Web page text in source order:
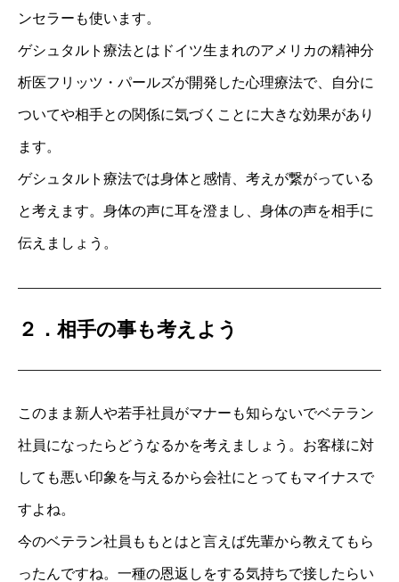
ンセラーも使います。
ゲシュタルト療法とはドイツ生まれのアメリカの精神分
析医フリッツ・パールズが開発した心理療法で、自分に
ついてや相手との関係に気づくことに大きな効果があり
ます。
ゲシュタルト療法では身体と感情、考えが繋がっている
と考えます。身体の声に耳を澄まし、身体の声を相手に
伝えましょう。
２．相手の事も考えよう
このまま新人や若手社員がマナーも知らないでベテラン
社員になったらどうなるかを考えましょう。お客様に対
しても悪い印象を与えるから会社にとってもマイナスで
すよね。
今のベテラン社員ももとはと言えば先輩から教えてもら
ったんですね。一種の恩返しをする気持ちで接したらい